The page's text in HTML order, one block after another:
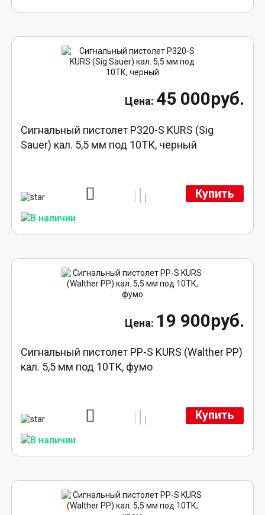
45 000руб.
Сигнальный пистолет P320-S KURS (Sig
Sauer) кал. 5,5 мм под 10ТК, черный
Купить
19 900руб.
Сигнальный пистолет PP-S KURS (Walther PP)
кал. 5,5 мм под 10ТК, фумо
Купить